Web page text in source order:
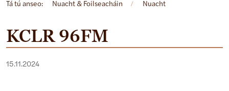
Tá tú anseo: Nuacht & Foilseacháin / Nuacht
KCLR 96FM
15.11.2024